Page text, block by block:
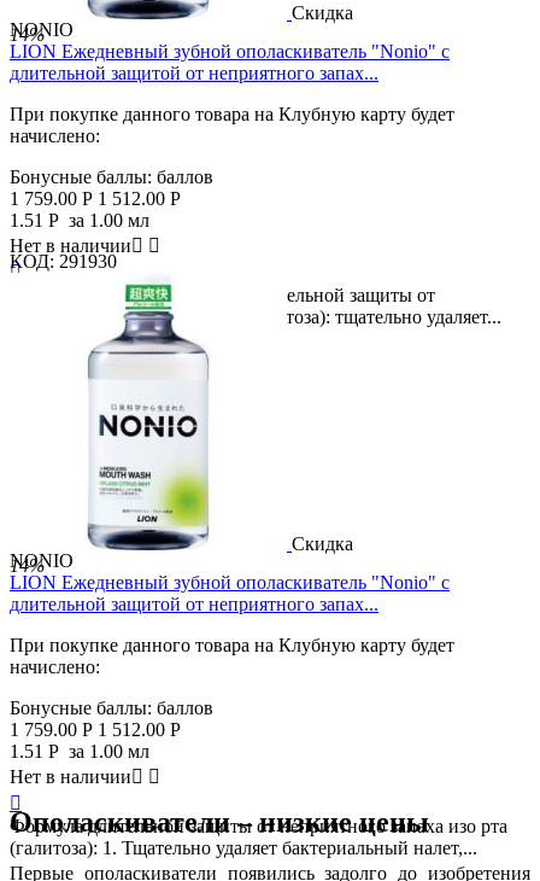
Скидка
14%
NONIO
LION Ежедневный зубной ополаскиватель "Nonio" с
длительной защитой от неприятного запах...
При покупке данного товара на Клубную карту будет
начислено:
Бонусные баллы: баллов
1 759.00 Р 1 512.00 Р
1.51 Р за 1.00 мл
Нет в наличии 

Большая упаковка! Формула длительной защиты от
неприятного запаха изо рта (галитоза): тщательно удаляет...
КОД: 291930
Скидка
14%
NONIO
LION Ежедневный зубной ополаскиватель "Nonio" с
длительной защитой от неприятного запах...
При покупке данного товара на Клубную карту будет
начислено:
Бонусные баллы: баллов
1 759.00 Р 1 512.00 Р
1.51 Р за 1.00 мл
Нет в наличии 

Формула длительной защиты от неприятного запаха изо рта
(галитоза): 1. Тщательно удаляет бактериальный налет,...
Ополаскиватели – низкие цены
Первые ополаскиватели появились задолго до изобретения